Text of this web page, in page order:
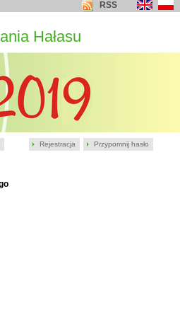
Rejestracja Przypomnij hasło
RSS
Hałasu